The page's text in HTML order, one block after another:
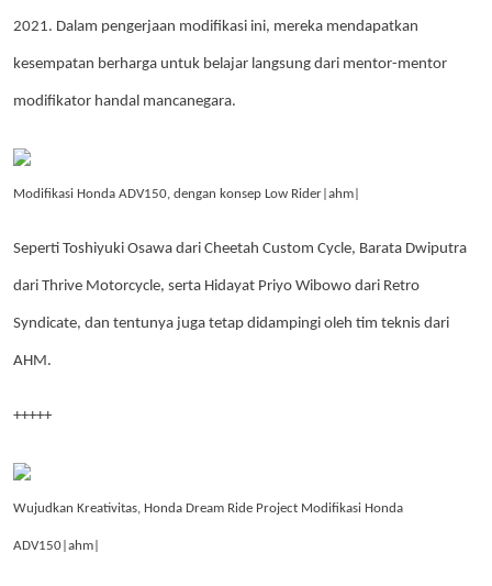
2021. Dalam pengerjaan modifikasi ini, mereka mendapatkan
kesempatan berharga untuk belajar langsung dari mentor-mentor
modifikator handal mancanegara.
Modifikasi Honda ADV150, dengan konsep Low Rider|ahm|
Seperti Toshiyuki Osawa dari Cheetah Custom Cycle, Barata Dwiputra
dari Thrive Motorcycle, serta Hidayat Priyo Wibowo dari Retro
Syndicate, dan tentunya juga tetap didampingi oleh tim teknis dari
AHM.
+++++
Wujudkan Kreativitas, Honda Dream Ride Project Modifikasi Honda
ADV150|ahm|